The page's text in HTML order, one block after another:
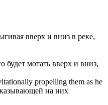
вверх и вниз в реке,
будет мотать вверх и вниз,
propelling them as he
на них